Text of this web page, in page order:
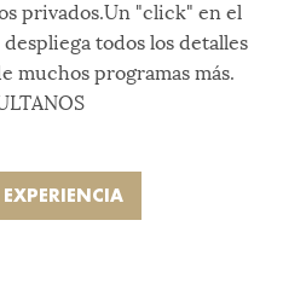
privados.Un "click" en el
todos los detalles
muchos programas más.
EXPERIENCIA